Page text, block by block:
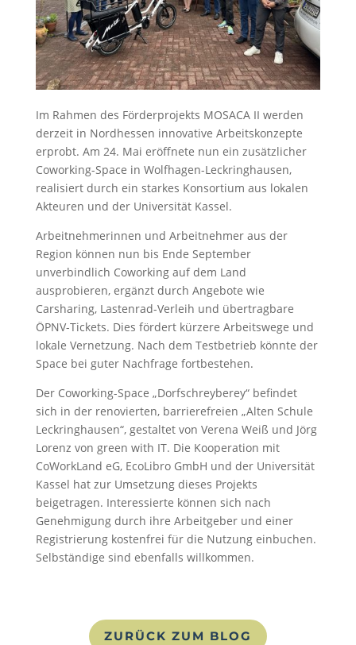
Im Rahmen des Förderprojekts MOSACA II werden
derzeit in Nordhessen innovative Arbeitskonzepte
erprobt. Am 24. Mai eröffnete nun ein zusätzlicher
Coworking-Space in Wolfhagen-Leckringhausen,
realisiert durch ein starkes Konsortium aus lokalen
Akteuren und der Universität Kassel.
Arbeitnehmerinnen und Arbeitnehmer aus der
Region können nun bis Ende September
unverbindlich Coworking auf dem Land
ausprobieren, ergänzt durch Angebote wie
Carsharing, Lastenrad-Verleih und übertragbare
ÖPNV-Tickets. Dies fördert kürzere Arbeitswege und
lokale Vernetzung. Nach dem Testbetrieb könnte der
Space bei guter Nachfrage fortbestehen.
Der Coworking-Space „Dorfschreyberey“ befindet
sich in der renovierten, barrierefreien „Alten Schule
Leckringhausen“, gestaltet von Verena Weiß und Jörg
Lorenz von green with IT. Die Kooperation mit
CoWorkLand eG, EcoLibro GmbH und der Universität
Kassel hat zur Umsetzung dieses Projekts
beigetragen. Interessierte können sich nach
Genehmigung durch ihre Arbeitgeber und einer
Registrierung kostenfrei für die Nutzung einbuchen.
Selbständige sind ebenfalls willkommen.
ZURÜCK ZUM BLOG